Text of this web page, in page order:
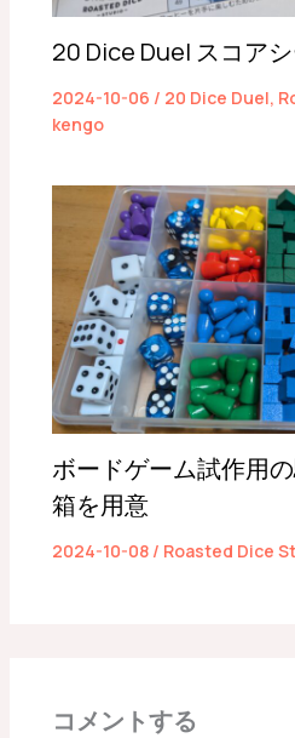
20 Dice Duel スコア
2024-10-06 / 20 Dice Duel,
kengo
ボードゲーム試作用
箱を用意
2024-10-08 / Roasted Dice
コメントする